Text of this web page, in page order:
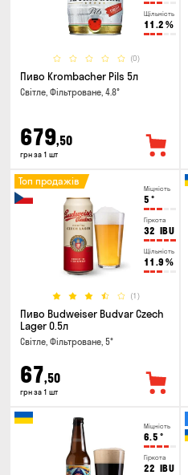
Щільність
11.2 %
(0)
Пиво Krombacher Pils 5л
Світле, Фільтроване, 4.8°
679,50
грн за 1 шт
Міцність
5 °
Гіркота
32 IBU
Щільність
11.9 %
(1)
Топ продажів
Пиво Budweiser Budvar Czech
Lager 0.5л
Світле, Фільтроване, 5°
67,50
грн за 1 шт
Міцність
6.5 °
Гіркота
22 IBU